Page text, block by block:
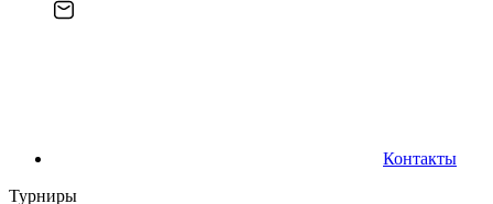
Контакты
Турниры